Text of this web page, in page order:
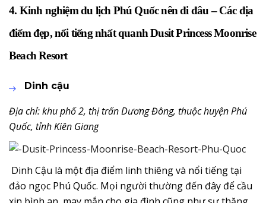
4. Kinh nghiệm du lịch Phú Quốc nên đi đâu – Các địa
điểm đẹp, nổi tiếng nhất quanh Dusit Princess Moonrise
Beach Resort
Dinh cậu
Địa chỉ: khu phố 2, thị trấn Dương Đông, thuộc huyện Phú
Quốc, tỉnh Kiên Giang
Dinh Cậu là một địa điểm linh thiêng và nổi tiếng tại
đảo ngọc Phú Quốc. Mọi người thường đến đây để cầu